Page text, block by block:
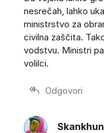
nesrečah, lahko
ministrstvo za
civilna zaščita.
vodstvu. Ministri
volilci.
Odgovori